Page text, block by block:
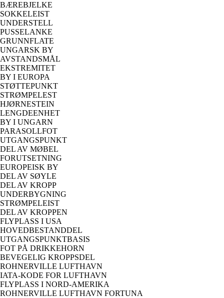
BÆREBJELKE
SOKKELEIST
UNDERSTELL
PUSSELANKE
GRUNNFLATE
UNGARSK BY
AVSTANDSMÅL
EKSTREMITET
BY I EUROPA
STØTTEPUNKT
STRØMPELEST
HJØRNESTEIN
LENGDEENHET
BY I UNGARN
PARASOLLFOT
UTGANGSPUNKT
DEL AV MØBEL
FORUTSETNING
EUROPEISK BY
DEL AV SØYLE
DEL AV KROPP
UNDERBYGNING
STRØMPELEIST
DEL AV KROPPEN
FLYPLASS I USA
HOVEDBESTANDDEL
UTGANGSPUNKTBASIS
FOT PÅ DRIKKEHORN
BEVEGELIG KROPPSDEL
ROHNERVILLE LUFTHAVN
IATA-KODE FOR LUFTHAVN
FLYPLASS I NORD-AMERIKA
ROHNERVILLE LUFTHAVN FORTUNA